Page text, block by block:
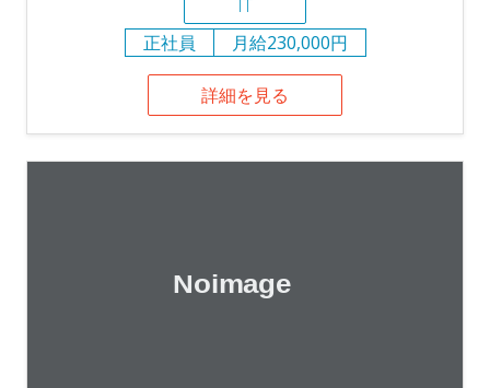
IT
正社員
月給230,000円
詳細を見る